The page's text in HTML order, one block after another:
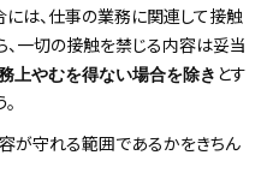
は、仕事の業務に関連して接触
、一切の接触を禁じる内容は妥当
上やむを得ない場合を除き とす
が守れる範囲であるかをきちん